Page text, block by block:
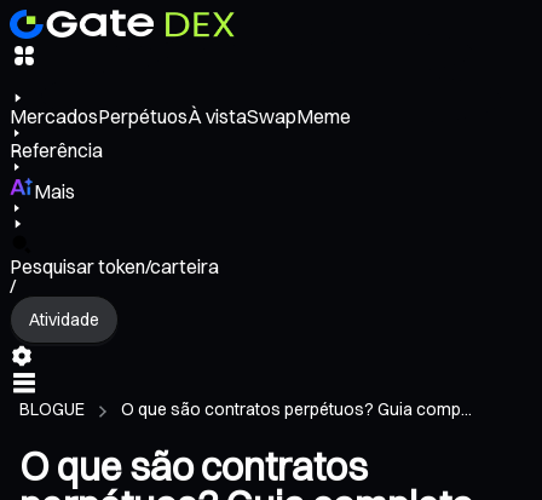
MercadosPerpétuosÀ vistaSwapMeme
Referência
Mais
Pesquisar token/carteira
/
Atividade
BLOGUE O que são contratos perpétuos? Guia comp...
O que são contratos